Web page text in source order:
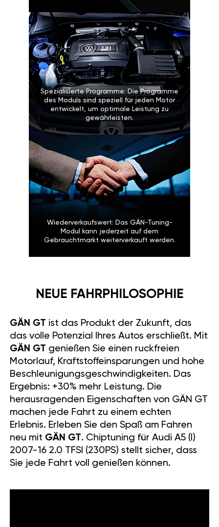
Spezialisierte Programme: Die Programme
des Moduls sind speziell für jeden Motor
entwickelt, um optimale Leistung zu
gewährleisten.
Wiederverkaufswert: Das GÄN-Tuning-
Modul kann jederzeit auf dem
Gebrauchtmarkt weiterverkauft werden.
NEUE FAHRPHILOSOPHIE
GÄN GT ist das Produkt der Zukunft, das
das volle Potenzial Ihres Autos erschließt. Mit
GÄN GT genießen Sie einen ruckfreien
Motorlauf, Kraftstoffeinsparungen und hohe
Beschleunigungsgeschwindigkeiten. Das
Ergebnis: +30% mehr Leistung. Die
herausragenden Eigenschaften von GÄN GT
machen jede Fahrt zu einem echten
Erlebnis. Erleben Sie den Spaß am Fahren
neu mit GÄN GT. Chiptuning für Audi A5 (I)
2007-16 2.0 TFSI (230PS) stellt sicher, dass
Sie jede Fahrt voll genießen können.